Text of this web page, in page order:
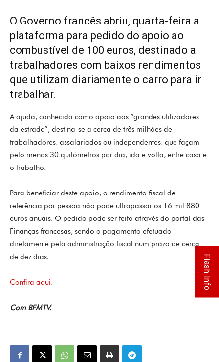
O Governo francês abriu, quarta-feira a
plataforma para pedido do apoio ao
combustível de 100 euros, destinado a
trabalhadores com baixos rendimentos
que utilizam diariamente o carro para ir
trabalhar.
A ajuda, conhecida como apoio aos “grandes utilizadores
da estrada”, destina-se a cerca de três milhões de
trabalhadores, assalariados ou independentes, que façam
pelo menos 30 quilómetros por dia, ida e volta, entre casa e
o trabalho.
Para beneficiar deste apoio, o rendimento fiscal de
referência por pessoa não pode ultrapassar os 16 mil 880
euros anuais. O pedido pode ser feito através do portal das
Finanças francesas, sendo o pagamento efetuado
diretamente pela administração fiscal num prazo de cerca
de dez dias.
Confira aqui.
Com BFMTV.
Flash Info